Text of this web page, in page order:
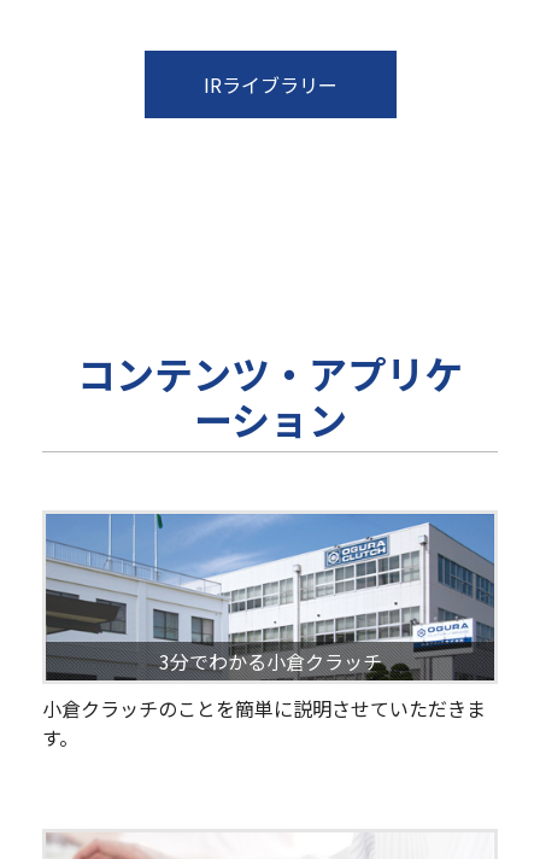
IRライブラリー
コンテンツ・アプリケ
ーション
3分でわかる小倉クラッチ
小倉クラッチのことを簡単に説明させていただきま
す。